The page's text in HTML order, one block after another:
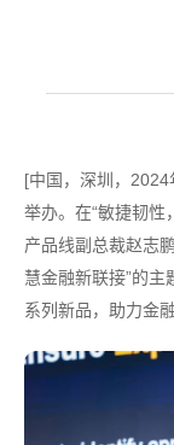
[中国，深圳，
举办。在“敏捷韧性
产品线副总裁赵志
慧金融新联接”的
系列新品，助力金